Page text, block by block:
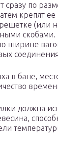
сразу по
крепят
(или
скобами.
ширине
в бане,
должна